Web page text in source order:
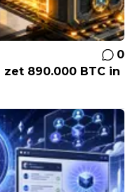
0
890.000 BTC in